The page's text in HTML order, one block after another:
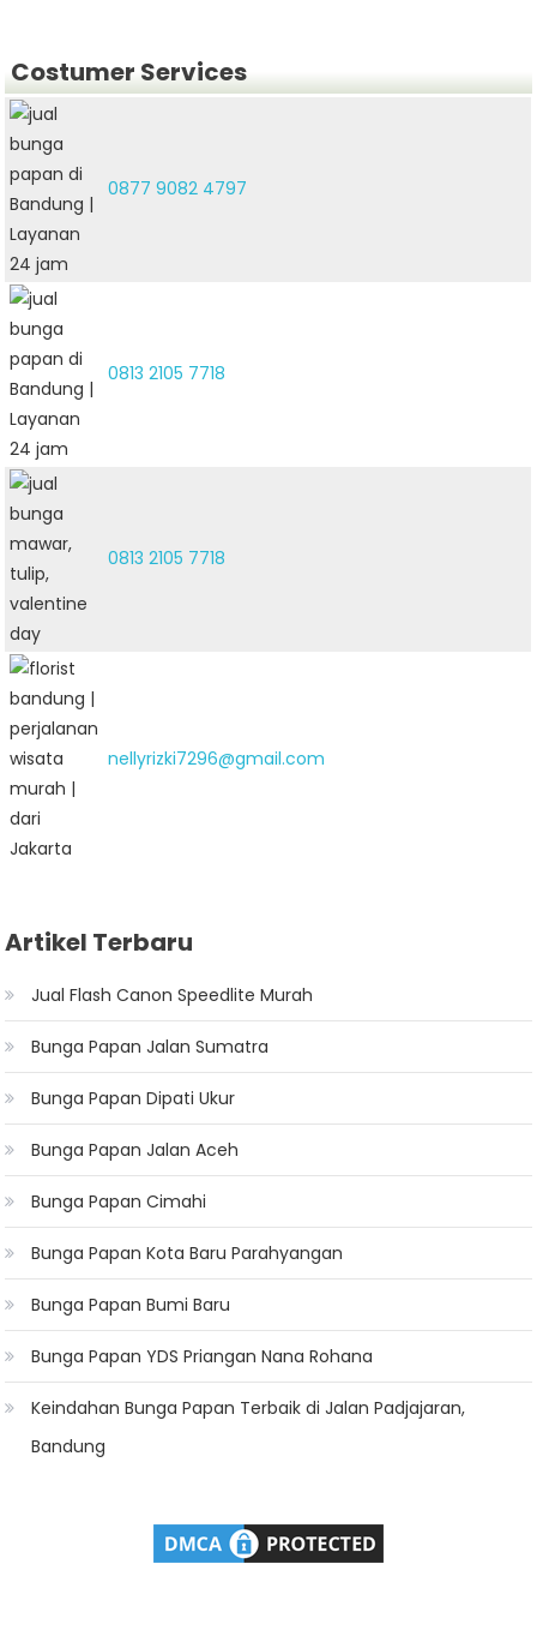
Costumer Services
0877 9082 4797
0813 2105 7718
0813 2105 7718
nellyrizki7296@gmail.com
Artikel Terbaru
Jual Flash Canon Speedlite Murah
Bunga Papan Jalan Sumatra
Bunga Papan Dipati Ukur
Bunga Papan Jalan Aceh
Bunga Papan Cimahi
Bunga Papan Kota Baru Parahyangan
Bunga Papan Bumi Baru
Bunga Papan YDS Priangan Nana Rohana
Keindahan Bunga Papan Terbaik di Jalan Padjajaran,
Bandung